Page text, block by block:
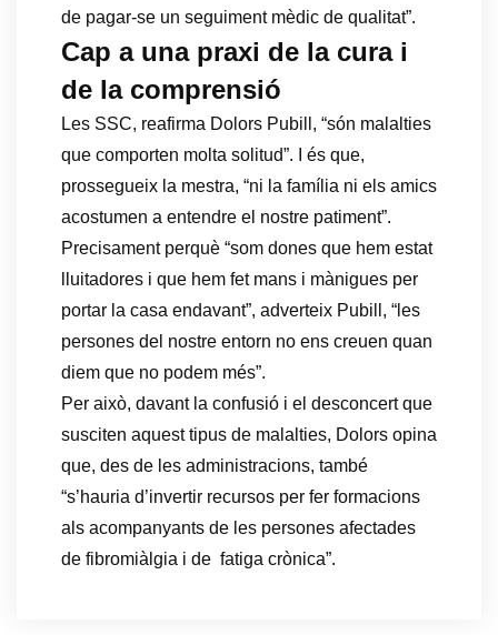
de pagar-se un seguiment mèdic de qualitat”.
Cap a una praxi de la cura i
de la comprensió
Les SSC, reafirma Dolors Pubill, “són malalties
que comporten molta solitud”. I és que,
prossegueix la mestra, “ni la família ni els amics
acostumen a entendre el nostre patiment”.
Precisament perquè “som dones que hem estat
lluitadores i que hem fet mans i mànigues per
portar la casa endavant”, adverteix Pubill, “les
persones del nostre entorn no ens creuen quan
diem que no podem més”.
Per això, davant la confusió i el desconcert que
susciten aquest tipus de malalties, Dolors opina
que, des de les administracions, també
“s’hauria d’invertir recursos per fer formacions
als acompanyants de les persones afectades
de fibromiàlgia i de fatiga crònica”.